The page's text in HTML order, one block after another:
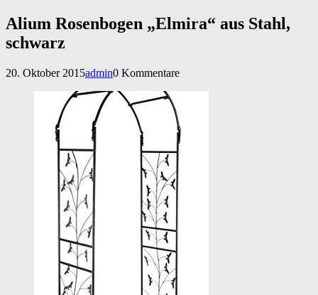
Alium Rosenbogen „Elmira“ aus Stahl,
schwarz
20. Oktober 2015admin0 Kommentare